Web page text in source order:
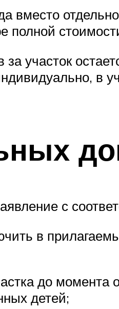
вместо
участок
в
с
в
до момента
детей;